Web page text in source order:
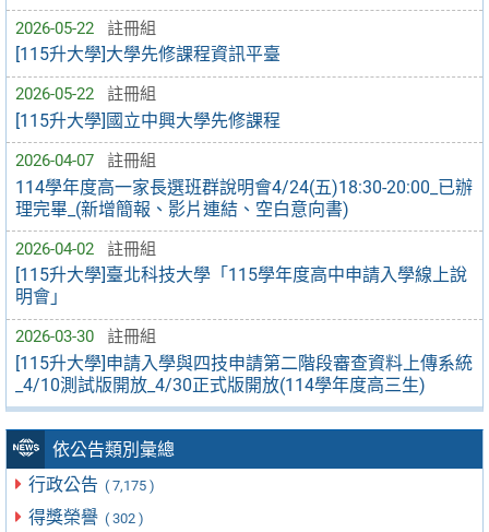
2026-05-22 註冊組
[115升大學]大學先修課程資訊平臺
2026-05-22 註冊組
[115升大學]國立中興大學先修課程
2026-04-07 註冊組
114學年度高一家長選班群說明會4/24(五)18:30-20:00_已辦
理完畢_(新增簡報、影片連結、空白意向書)
2026-04-02 註冊組
[115升大學]臺北科技大學「115學年度高中申請入學線上說
明會」
2026-03-30 註冊組
[115升大學]申請入學與四技申請第二階段審查資料上傳系統
_4/10測試版開放_4/30正式版開放(114學年度高三生)
依公告類別彙總
行政公告 ( 7,175 )
得獎榮譽 ( 302 )